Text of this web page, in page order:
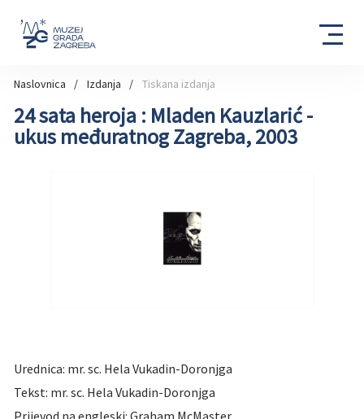
Naslovnica Izdanja Tiskana izdanja
24 sata heroja : Mladen Kauzlarić -
ukus međuratnog Zagreba, 2003
Urednica: mr. sc. Hela Vukadin-Doronjga
Tekst: mr. sc. Hela Vukadin-Doronjga
Prijevod na engleski: Graham McMaster